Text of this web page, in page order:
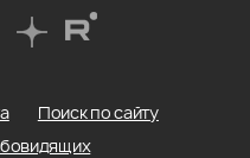
Поиск по сайту